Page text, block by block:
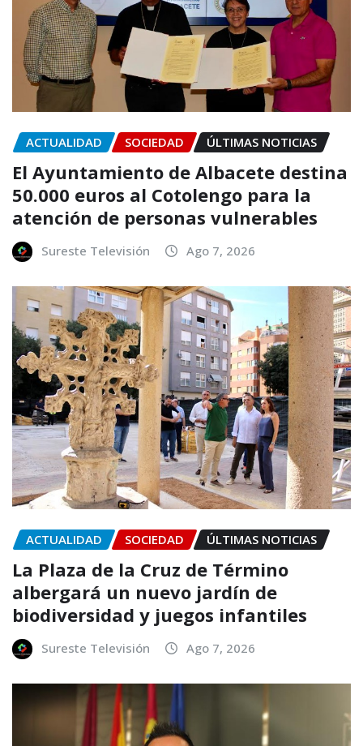
ACTUALIDAD SOCIEDAD ÚLTIMAS NOTICIAS
El Ayuntamiento de Albacete destina
50.000 euros al Cotolengo para la
atención de personas vulnerables
Sureste Televisión Ago 7, 2026
ACTUALIDAD SOCIEDAD ÚLTIMAS NOTICIAS
La Plaza de la Cruz de Término
albergará un nuevo jardín de
biodiversidad y juegos infantiles
Sureste Televisión Ago 7, 2026